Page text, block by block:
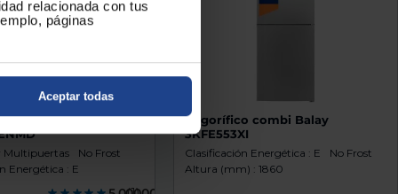
relacionada con tus
páginas
Aceptar todas
americano Haier
Multipuertas
No Frost
Energética : E
Frigorífico combi Balay
3KFE553XI
Clasificación Energética : E
No Frost
Altura (mm) : 1860